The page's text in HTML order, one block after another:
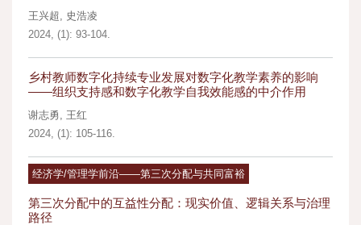
王兴超, 史浩凌
2024, (1): 93-104.
乡村教师数字化持续专业发展对数字化教学素养的影响
——组织支持感和数字化教学自我效能感的中介作用
谢志勇, 王红
2024, (1): 105-116.
经济学/管理学前沿——第三次分配与共同富裕
第三次分配中的互益性分配：现实价值、逻辑关系与治理
路径